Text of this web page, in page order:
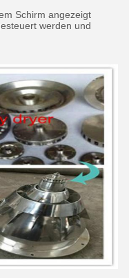
Schirm angezeigt
werden und